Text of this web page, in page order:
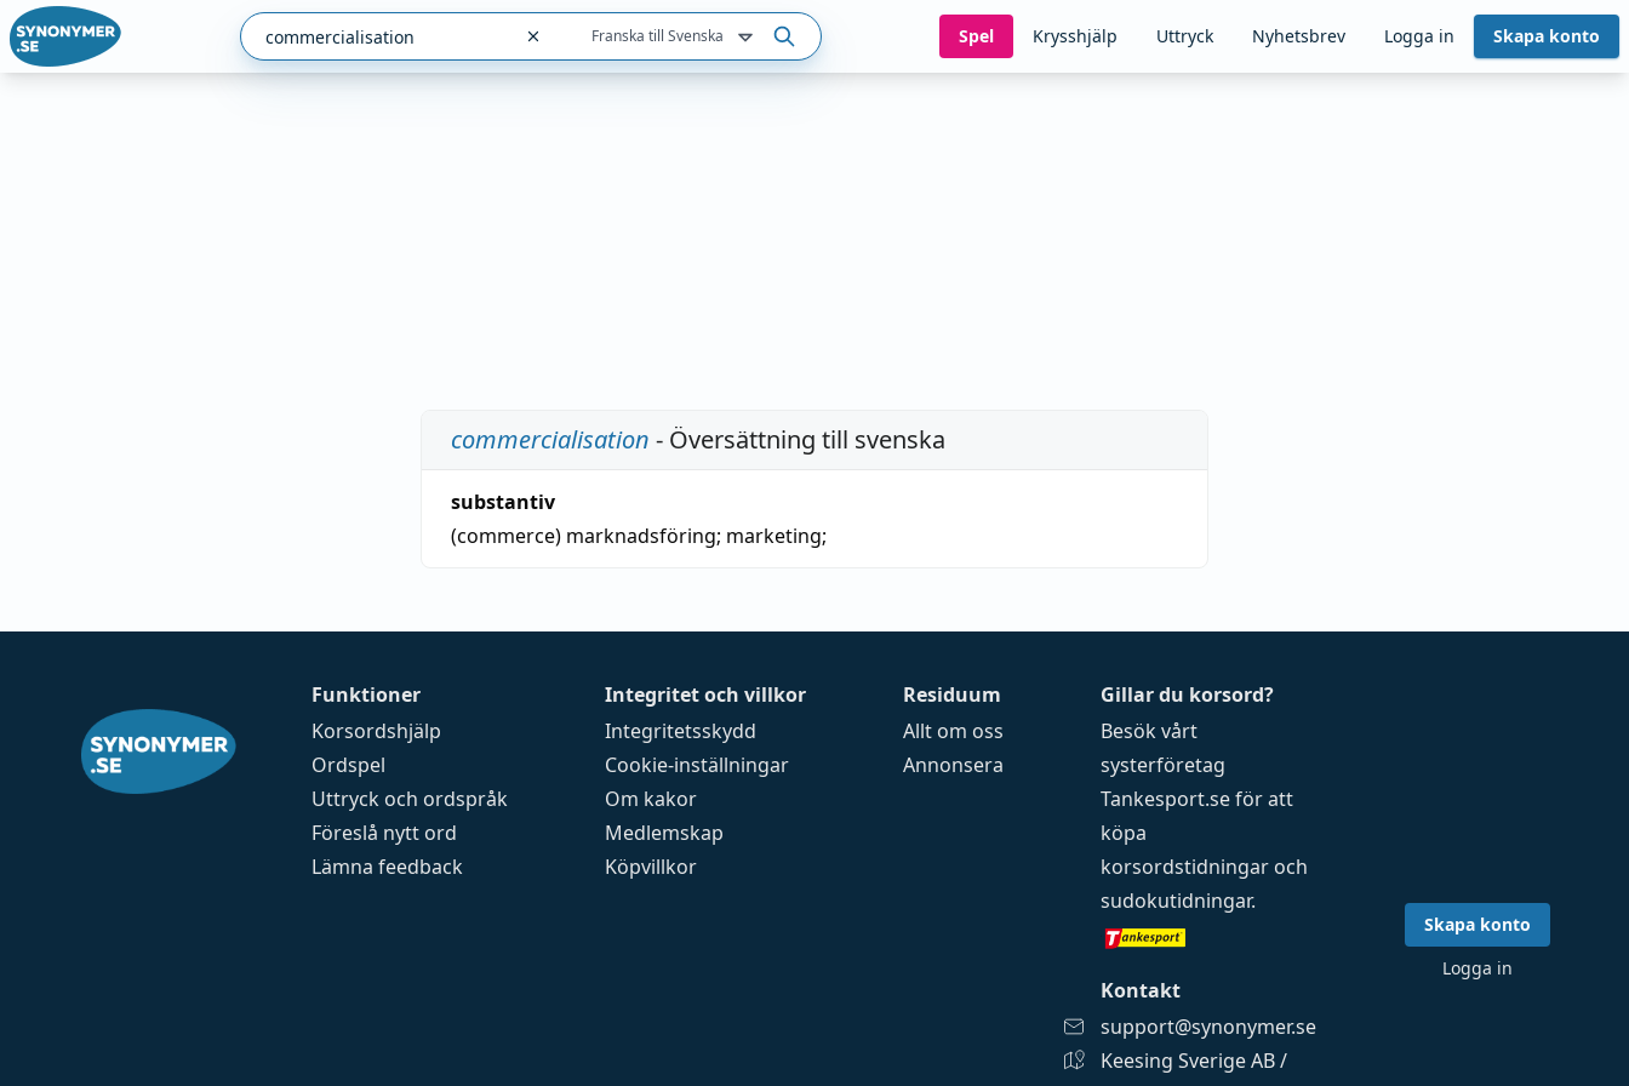
Franska till Svenska Spel Krysshjälp Uttryck Nyhetsbrev Logga in Skapa konto
commercialisation - Översättning till svenska
substantiv
(commerce) marknadsföring; marketing;
Funktioner
Korsordshjälp
Ordspel
Uttryck och ordspråk
Föreslå nytt ord
Lämna feedback
Integritet och villkor
Integritetsskydd
Cookie-inställningar
Om kakor
Medlemskap
Köpvillkor
Residuum
Allt om oss
Annonsera
Gillar du korsord?
Besök vårt
systerföretag
Tankesport.seför att
köpa
korsordstidningar och
sudokutidningar.
Kontakt
support@synonymer.se
Keesing Sverige AB /
Skapa konto
Logga in